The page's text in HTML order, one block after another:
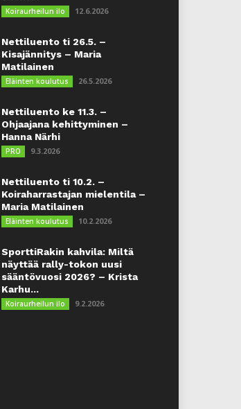
Koiraurheilun ilo 12.6.2026
Nettiluento ti 26.5. –
Kisajännitys – Maria
Matilainen
Eläinten koulutus 26.5.2026
Nettiluento ke 11.3. –
Ohjaajana kehittyminen –
Hanna Närhi
PRO 9.3.2026
Nettiluento ti 10.2. –
Koiraharrastajan mielentila –
Maria Matilainen
Eläinten koulutus 10.2.2026
SporttiRakin kahvila: Miltä
näyttää rally-tokon uusi
sääntövuosi 2026? – Krista
Karhu...
Koiraurheilun ilo 9.2.2026